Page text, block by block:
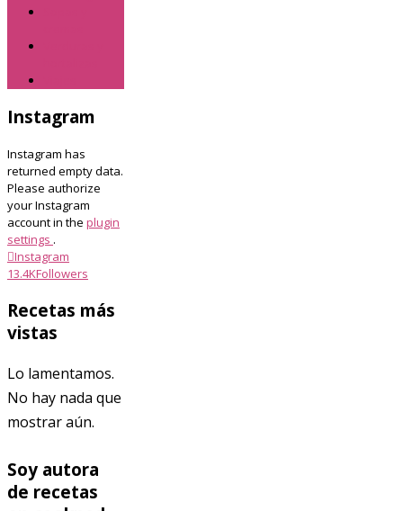
Instagram
Instagram has
returned empty data.
Please authorize
your Instagram
account in the plugin
settings .
Instagram
13.4KFollowers
Recetas más
vistas
Lo lamentamos.
No hay nada que
mostrar aún.
Soy autora
de recetas